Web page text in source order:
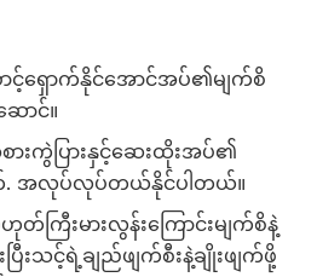
င့်ရှောက်နိုင်အောင်အပ်၏မျက်စိ
ာင်။
းကွဲပြားနှင့်ဆေးထိုးအပ်၏
. အလုပ်လုပ်တယ်နိုင်ပါတယ်။
ကြီးမားလွန်းကြောင်းမျက်စိနဲ့
းသင့်ရဲ့ချည်ဖျက်စီးနဲ့ချိုးဖျက်ဖို့